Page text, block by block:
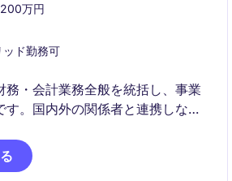
万円
ド勤務可
務・会計業務全般を統括し、事業
す。国内外の関係者と連携しなが